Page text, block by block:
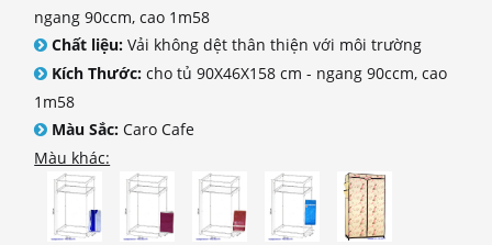
ngang 90ccm, cao 1m58
Chất liệu: Vải không dệt thân thiện với môi trường
Kích Thước: cho tủ 90X46X158 cm - ngang 90ccm, cao
1m58
Màu Sắc: Caro Cafe
Màu khác: